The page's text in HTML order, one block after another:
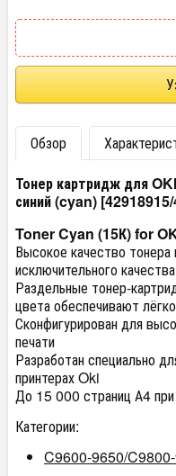
Обзор
Тонер картридж для
синий (cyan) [42918915/
Toner Cyan (15К) for
Высокое качество тонера
исключительного качества
Раздельные тонер-
цвета обеспечивают
Сконфигурирован для
печати
Разработан специально
принтерах Oki
До 15 000 страниц А4 при
Категории:
C9600-9650/